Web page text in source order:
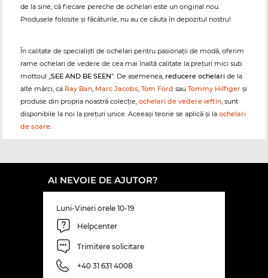
de la sine, că fiecare pereche de ochelari este un original nou.
Produsele folosite și făcăturile, nu au ce căuta în depozitul nostru!
În calitate de specialiști de ochelari pentru pasionații de modă, oferim
rame ochelari de vedere de cea mai înaltă calitate la prețuri mici sub
mottoul „SEE AND BE SEEN”. De asemenea, reducere ochelari de la
alte mărci, ca Ray Ban, Marc Jacobs, Tom Ford sau Tommy Hilfiger și
produse din propria noastră colecție, ochelari de vedere ieftin, sunt
disponibile la noi la prețuri unice. Aceeași teorie se aplică și la ochelari
de soare.
AI NEVOIE DE AJUTOR?
Luni-Vineri orele 10-19
Helpcenter
Trimitere solicitare
+40 31 631 4008